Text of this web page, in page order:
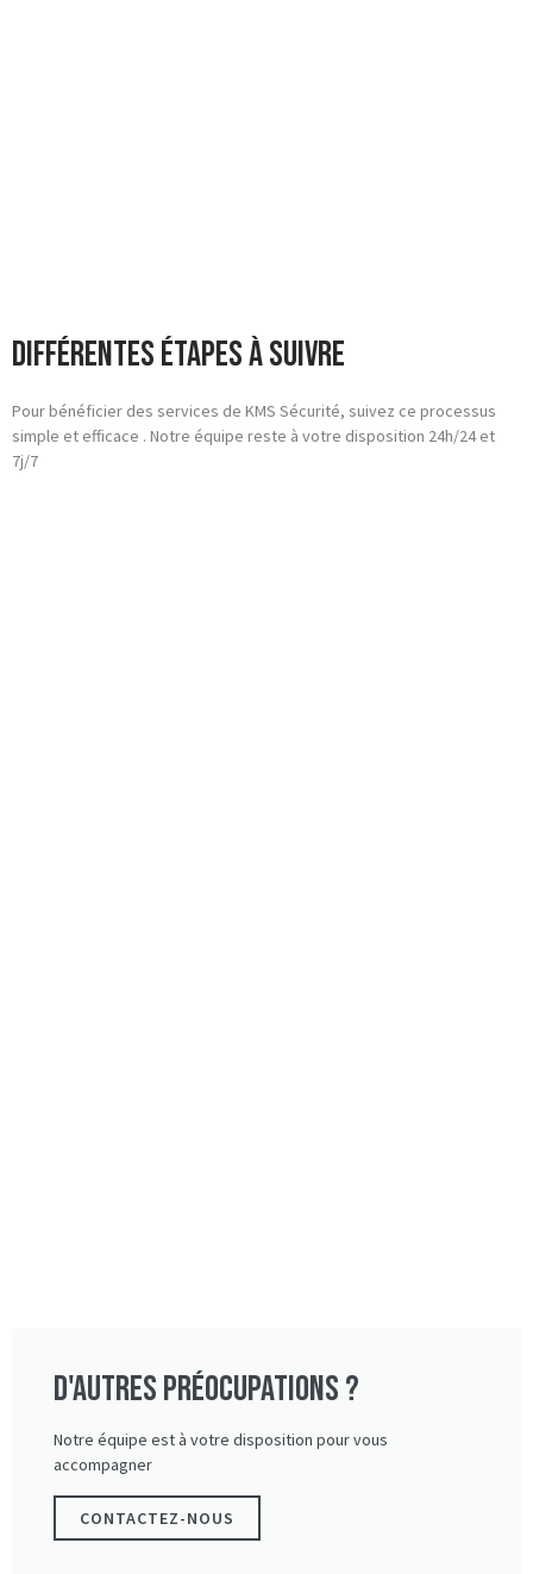
Différentes étapes à suivre
Pour bénéficier des services de KMS Sécurité, suivez ce processus
simple et efficace . Notre équipe reste à votre disposition 24h/24 et
7j/7
D'autres préocupations ?
Notre équipe est à votre disposition pour vous
accompagner
CONTACTEZ-NOUS